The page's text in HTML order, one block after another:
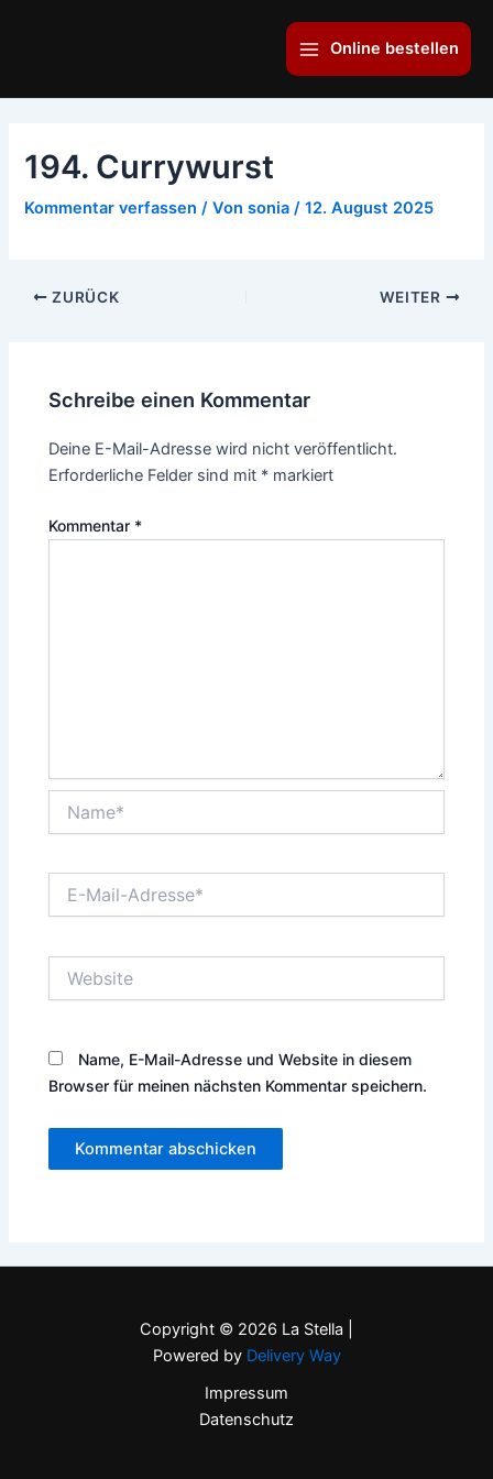
Main
Menu
Online bestellen
194. Currywurst
Kommentar verfassen / Vonsonia/12. August 2025
ZURÜCK WEITER
Schreibe einen Kommentar
Deine E-Mail-Adresse wird nicht veröffentlicht.
Erforderliche Felder sind mit * markiert
Kommentar *
Mail-
Name, E-Mail-Adresse und Website in diesem
Browser für meinen nächsten Kommentar speichern.
Copyright © 2026 La Stella |
Powered by Delivery Way
Impressum
Datenschutz